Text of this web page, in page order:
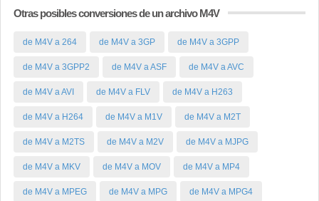
Otras posibles conversiones de un archivo M4V
de M4V a 264 de M4V a 3GP de M4V a 3GPP
de M4V a 3GPP2 de M4V a ASF de M4V a AVC
de M4V a AVI de M4V a FLV de M4V a H263
de M4V a H264 de M4V a M1V de M4V a M2T
de M4V a M2TS de M4V a M2V de M4V a MJPG
de M4V a MKV de M4V a MOV de M4V a MP4
de M4V a MPEG de M4V a MPG de M4V a MPG4